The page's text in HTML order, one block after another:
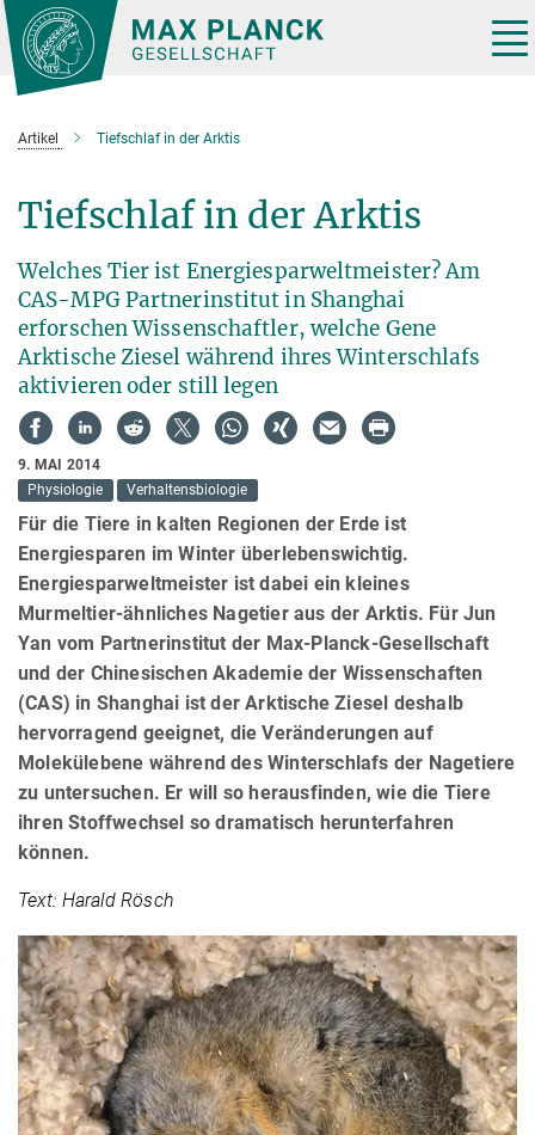
Hauptinhalt
Artikel Tiefschlaf in der Arktis
Tiefschlaf in der Arktis
Welches Tier ist Energiesparweltmeister? Am
CAS-MPG Partnerinstitut in Shanghai
erforschen Wissenschaftler, welche Gene
Arktische Ziesel während ihres Winterschlafs
aktivieren oder still legen
9. MAI 2014
Physiologie
Verhaltensbiologie
Für die Tiere in kalten Regionen der Erde ist
Energiesparen im Winter überlebenswichtig.
Energiesparweltmeister ist dabei ein kleines
Murmeltier-ähnliches Nagetier aus der Arktis. Für Jun
Yan vom Partnerinstitut der Max-Planck-Gesellschaft
und der Chinesischen Akademie der Wissenschaften
(CAS) in Shanghai ist der Arktische Ziesel deshalb
hervorragend geeignet, die Veränderungen auf
Molekülebene während des Winterschlafs der Nagetiere
zu untersuchen. Er will so herausfinden, wie die Tiere
ihren Stoffwechsel so dramatisch herunterfahren
können.
Text: Harald Rösch